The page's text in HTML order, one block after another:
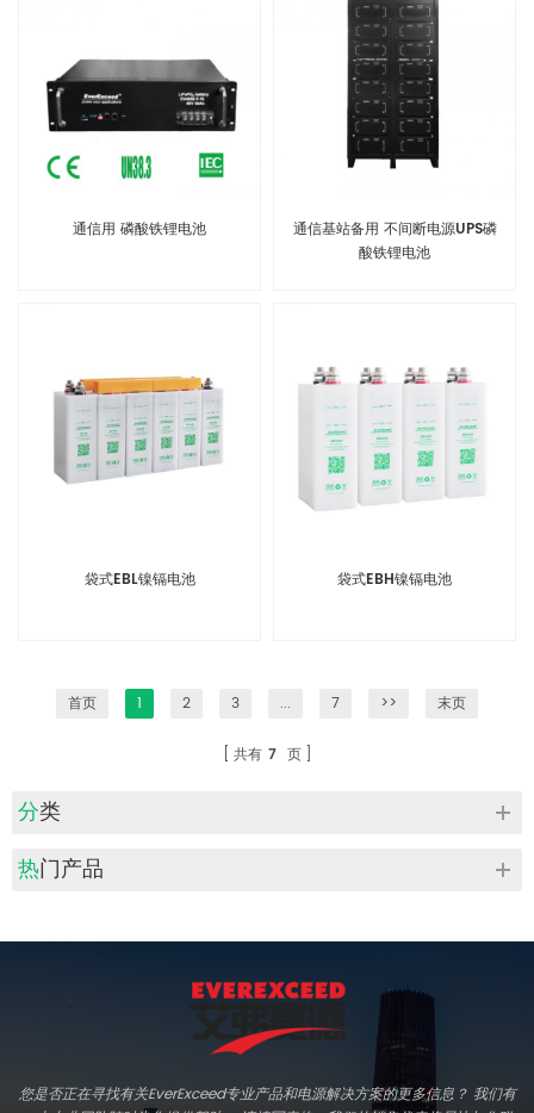
通信用 磷酸铁锂电池
通信基站备用 不间断电源UPS磷
酸铁锂电池
袋式EBL镍镉电池 袋式EBH镍镉电池
首页 1 2 3 ... 7 >> 末页
共有 7 页
分类
热门产品
您是否正在寻找有关EverExceed专业产品和电源解决方案的更多信息？ 我们有